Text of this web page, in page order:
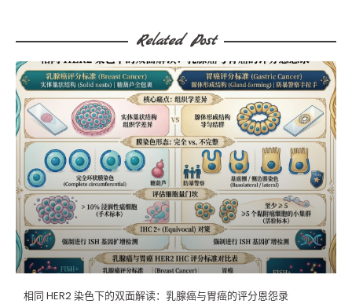
Related Post​
相同 HER2 染色下的双面解读：乳腺癌与胃癌的评分恩怨录